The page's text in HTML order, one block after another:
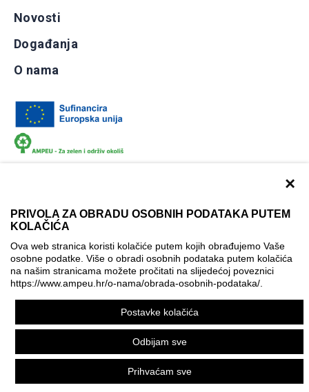
×
PRIVOLA ZA OBRADU OSOBNIH PODATAKA PUTEM
KOLAČIĆA
Ova web stranica koristi kolačiće putem kojih obrađujemo Vaše
osobne podatke. Više o obradi osobnih podataka putem kolačića
na našim stranicama možete pročitati na slijedećoj poveznici
https://www.ampeu.hr/o-nama/obrada-osobnih-podataka/
Postavke kolačića
Odbijam sve
Prihvaćam sve
Novosti
Događanja
O nama
Izjava o pristupačnosti
Politika korištenja kolačića
Postavke kolačića
Ova mrežna stranica je ostvarena uz financijsku potporu
Europske komisije. Ona izražava isključivo stajalište autora
mrežne stranice i Komisija se ne može smatrati odgovornom
pri upotrebi informacija koje se na njoj nalaze.